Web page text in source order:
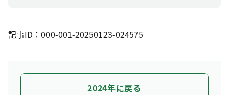
記事ID：000-001-20250123-024575
2024年に戻る